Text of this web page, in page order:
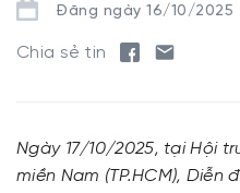
Đăng ngày 16/10/2025
Chia sẻ tin
Ngày 17/10/2025, tại Hội
miền Nam (TP.HCM), Diễn